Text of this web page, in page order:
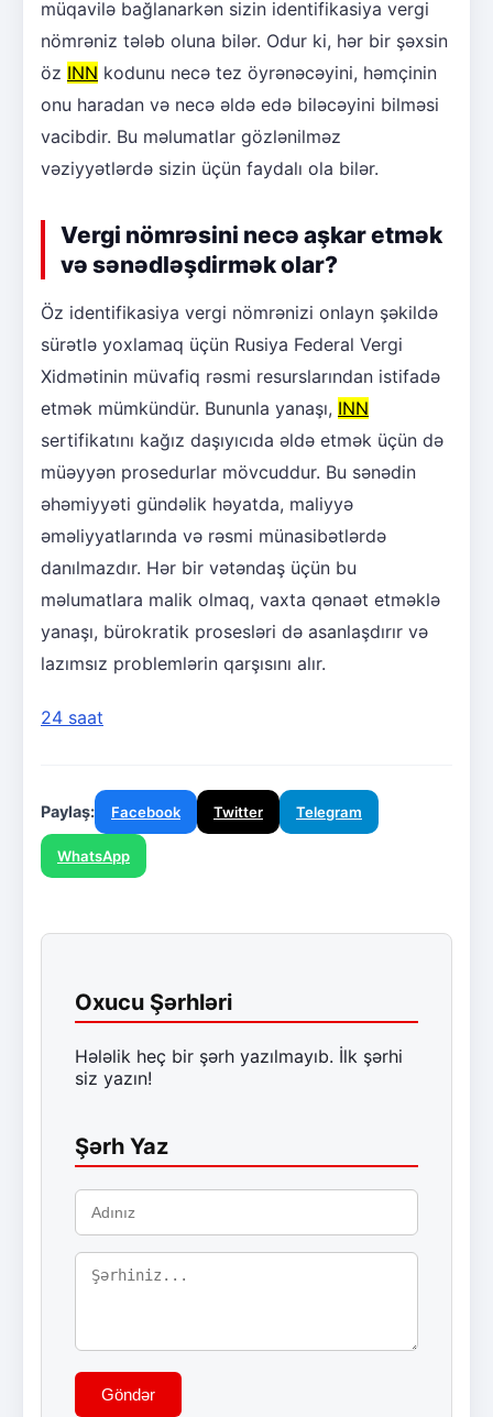
müqavilə bağlanarkən sizin identifikasiya vergi
nömrəniz tələb oluna bilər. Odur ki, hər bir şəxsin
öz INN kodunu necə tez öyrənəcəyini, həmçinin
onu haradan və necə əldə edə biləcəyini bilməsi
vacibdir. Bu məlumatlar gözlənilməz
vəziyyətlərdə sizin üçün faydalı ola bilər.
Vergi nömrəsini necə aşkar etmək
və sənədləşdirmək olar?
Öz identifikasiya vergi nömrənizi onlayn şəkildə
sürətlə yoxlamaq üçün Rusiya Federal Vergi
Xidmətinin müvafiq rəsmi resurslarından istifadə
etmək mümkündür. Bununla yanaşı, INN
sertifikatını kağız daşıyıcıda əldə etmək üçün də
müəyyən prosedurlar mövcuddur. Bu sənədin
əhəmiyyəti gündəlik həyatda, maliyyə
əməliyyatlarında və rəsmi münasibətlərdə
danılmazdır. Hər bir vətəndaş üçün bu
məlumatlara malik olmaq, vaxta qənaət etməklə
yanaşı, bürokratik prosesləri də asanlaşdırır və
lazımsız problemlərin qarşısını alır.
24 saat
Paylaş: Facebook Twitter Telegram
WhatsApp
Oxucu Şərhləri
Hələlik heç bir şərh yazılmayıb. İlk şərhi
siz yazın!
Şərh Yaz
Göndər